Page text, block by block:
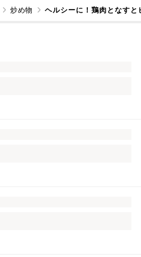
炒め物 ヘルシーに！鶏肉となす